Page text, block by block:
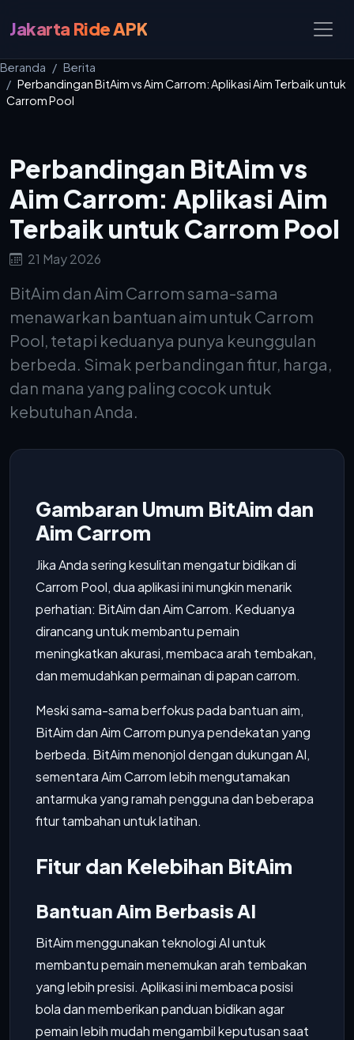
Jakarta Ride APK
Beranda
Berita
Perbandingan BitAim vs Aim Carrom: Aplikasi Aim Terbaik untuk
Carrom Pool
Perbandingan BitAim vs
Aim Carrom: Aplikasi Aim
Terbaik untuk Carrom Pool
21 May 2026
BitAim dan Aim Carrom sama-sama
menawarkan bantuan aim untuk Carrom
Pool, tetapi keduanya punya keunggulan
berbeda. Simak perbandingan fitur, harga,
dan mana yang paling cocok untuk
kebutuhan Anda.
Gambaran Umum BitAim dan
Aim Carrom
Jika Anda sering kesulitan mengatur bidikan di
Carrom Pool, dua aplikasi ini mungkin menarik
perhatian: BitAim dan Aim Carrom. Keduanya
dirancang untuk membantu pemain
meningkatkan akurasi, membaca arah tembakan,
dan memudahkan permainan di papan carrom.
Meski sama-sama berfokus pada bantuan aim,
BitAim dan Aim Carrom punya pendekatan yang
berbeda. BitAim menonjol dengan dukungan AI,
sementara Aim Carrom lebih mengutamakan
antarmuka yang ramah pengguna dan beberapa
fitur tambahan untuk latihan.
Fitur dan Kelebihan BitAim
Bantuan Aim Berbasis AI
BitAim menggunakan teknologi AI untuk
membantu pemain menemukan arah tembakan
yang lebih presisi. Aplikasi ini membaca posisi
bola dan memberikan panduan bidikan agar
pemain lebih mudah mengambil keputusan saat